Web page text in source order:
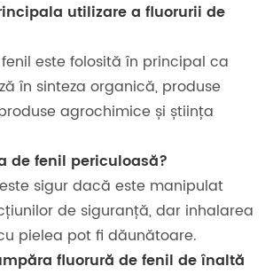
utilizare a fluorurii de
fenil este folosită în principal ca
în sinteza organică, produse
agrochimice și știința
de fenil periculoasă?
sigur dacă este manipulat
de siguranță, dar inhalarea
pielea pot fi dăunătoare.
fluorură de fenil de înaltă